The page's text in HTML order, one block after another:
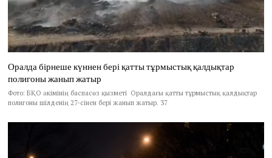
Оралда бірнеше күннен бері қатты тұрмыстық қалдықтар
полигоны жанып жатыр
Фото: БҚО әкімінің баспасөз қызметі Оралдағы қатты тұрмыстық қалдықтар
полигоны шілденің 27-сінен бері жанып жатыр. 37